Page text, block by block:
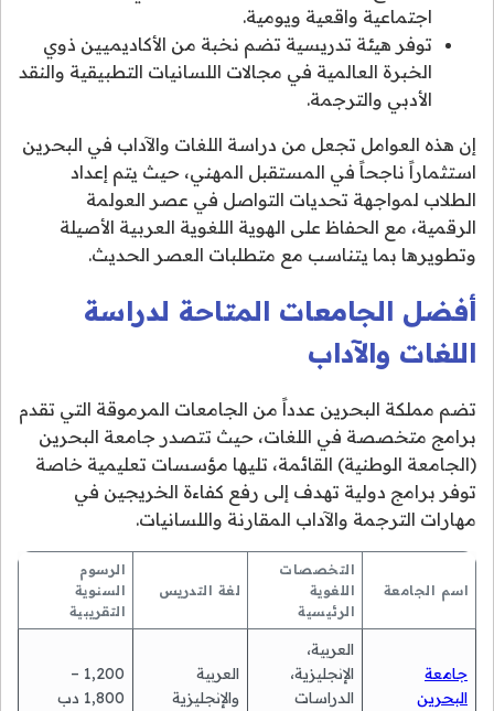
اجتماعية واقعية ويومية.
توفر هيئة تدريسية تضم نخبة من الأكاديميين ذوي
الخبرة العالمية في مجالات اللسانيات التطبيقية والنقد
الأدبي والترجمة.
إن هذه العوامل تجعل من دراسة اللغات والآداب في البحرين
استثماراً ناجحاً في المستقبل المهني، حيث يتم إعداد
الطلاب لمواجهة تحديات التواصل في عصر العولمة
الرقمية، مع الحفاظ على الهوية اللغوية العربية الأصيلة
وتطويرها بما يتناسب مع متطلبات العصر الحديث.
أفضل الجامعات المتاحة لدراسة
اللغات والآداب
تضم مملكة البحرين عدداً من الجامعات المرموقة التي تقدم
برامج متخصصة في اللغات، حيث تتصدر جامعة البحرين
(الجامعة الوطنية) القائمة، تليها مؤسسات تعليمية خاصة
توفر برامج دولية تهدف إلى رفع كفاءة الخريجين في
مهارات الترجمة والآداب المقارنة واللسانيات.
اسم الجامعة
التخصصات
اللغوية
الرئيسية
لغة التدريس
الرسوم
السنوية
التقريبية
جامعة
البحرين
العربية،
الإنجليزية،
الدراسات
العربية
والإنجليزية
1,200 –
1,800 دب